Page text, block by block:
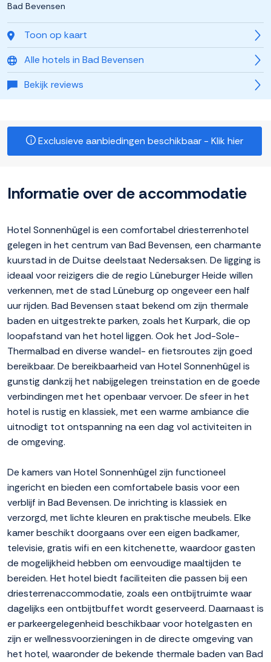
Toon op kaart
Alle hotels in Bad Bevensen
Bekijk reviews
Bad Bevensen
Exclusieve aanbiedingen beschikbaar - Klik hier
Informatie over de accommodatie
Hotel Sonnenhügel is een comfortabel driesterrenhotel
gelegen in het centrum van Bad Bevensen, een charmante
kuurstad in de Duitse deelstaat Nedersaksen. De ligging is
ideaal voor reizigers die de regio Lüneburger Heide willen
verkennen, met de stad Lüneburg op ongeveer een half
uur rijden. Bad Bevensen staat bekend om zijn thermale
baden en uitgestrekte parken, zoals het Kurpark, die op
loopafstand van het hotel liggen. Ook het Jod-Sole-
Thermalbad en diverse wandel- en fietsroutes zijn goed
bereikbaar. De bereikbaarheid van Hotel Sonnenhügel is
gunstig dankzij het nabijgelegen treinstation en de goede
verbindingen met het openbaar vervoer. De sfeer in het
hotel is rustig en klassiek, met een warme ambiance die
uitnodigt tot ontspanning na een dag vol activiteiten in
de omgeving.
De kamers van Hotel Sonnenhügel zijn functioneel
ingericht en bieden een comfortabele basis voor een
verblijf in Bad Bevensen. De inrichting is klassiek en
verzorgd, met lichte kleuren en praktische meubels. Elke
kamer beschikt doorgaans over een eigen badkamer,
televisie, gratis wifi en een kitchenette, waardoor gasten
de mogelijkheid hebben om eenvoudige maaltijden te
bereiden. Het hotel biedt faciliteiten die passen bij een
driesterrenaccommodatie, zoals een ontbijtruimte waar
dagelijks een ontbijtbuffet wordt geserveerd. Daarnaast is
er parkeergelegenheid beschikbaar voor hotelgasten en
zijn er wellnessvoorzieningen in de directe omgeving van
het hotel, waaronder de bekende thermale baden van Bad